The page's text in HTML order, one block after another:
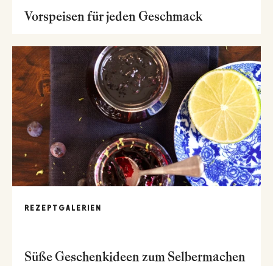
Vorspeisen für jeden Geschmack
REZEPTGALERIEN
Süße Geschenkideen zum Selbermachen